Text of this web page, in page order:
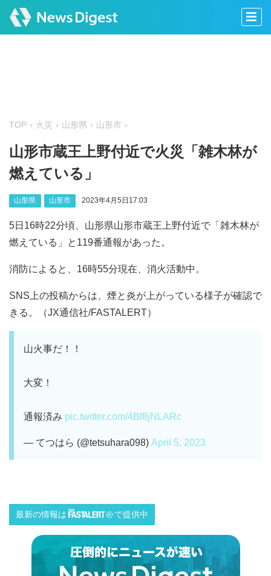
TOP 火災 山形県 山形市
山形市蔵王上野付近で火災「雑木林が
燃えている」
山形県 山形市 2023年4月5日17:03
5日16時22分頃、山形県山形市蔵王上野付近で「雑木林が
燃えている」と119番通報があった。
消防によると、16時55分現在、消火活動中。
SNS上の投稿からは、煙と炎が上がっている様子が確認で
きる。（JX通信社/FASTALERT）
山火事だ！！
大変！
通報済み pic.twitter.com/4Bf8jNLARc
— てつはら (@tetsuhara098) April 5, 2023
最新の情報は で提供中